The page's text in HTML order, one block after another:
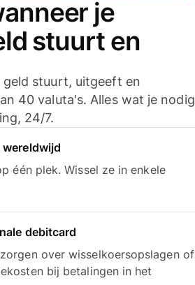
je
stuurt en
geld stuurt, uitgeeft en
40 valuta's. Alles wat je nodig
24/7.
wereldwijd
één plek. Wissel ze in enkele
debitcard
over wisselkoersopslagen of
bij betalingen in het